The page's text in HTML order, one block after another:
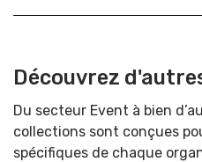
Découvrez
Du secteur Event à bien
collections sont conçues
spécifiques de chaque